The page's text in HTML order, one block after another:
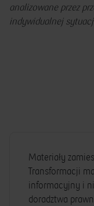
analizowane przez
indywidualnej
Materiały
Transformacji
informacyjny i
doradztwa